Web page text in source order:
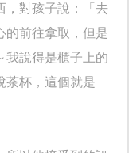
，對孩子說：「去
的前往拿取，但是
我說得是櫃子上的
茶杯，這個就是